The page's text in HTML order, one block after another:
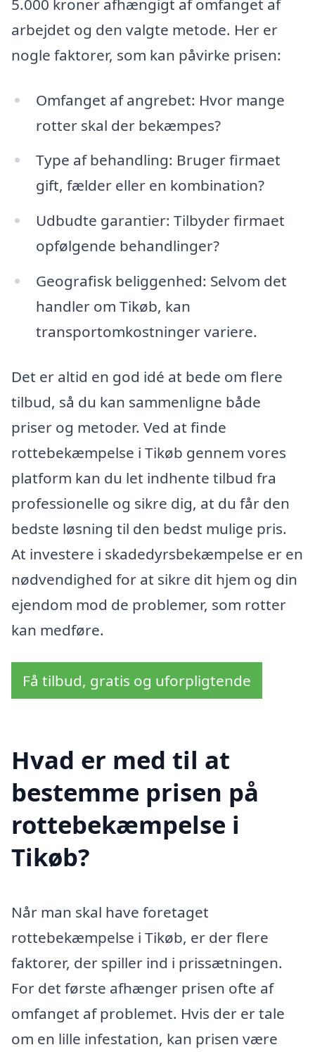
5.000 kroner afhængigt af omfanget af
arbejdet og den valgte metode. Her er
nogle faktorer, som kan påvirke prisen:
Omfanget af angrebet: Hvor mange
rotter skal der bekæmpes?
Type af behandling: Bruger firmaet
gift, fælder eller en kombination?
Udbudte garantier: Tilbyder firmaet
opfølgende behandlinger?
Geografisk beliggenhed: Selvom det
handler om Tikøb, kan
transportomkostninger variere.
Det er altid en god idé at bede om flere
tilbud, så du kan sammenligne både
priser og metoder. Ved at finde
rottebekæmpelse i Tikøb gennem vores
platform kan du let indhente tilbud fra
professionelle og sikre dig, at du får den
bedste løsning til den bedst mulige pris.
At investere i skadedyrsbekæmpelse er en
nødvendighed for at sikre dit hjem og din
ejendom mod de problemer, som rotter
kan medføre.
Få tilbud, gratis og uforpligtende
Hvad er med til at
bestemme prisen på
rottebekæmpelse i
Tikøb?
Når man skal have foretaget
rottebekæmpelse i Tikøb, er der flere
faktorer, der spiller ind i prissætningen.
For det første afhænger prisen ofte af
omfanget af problemet. Hvis der er tale
om en lille infestation, kan prisen være